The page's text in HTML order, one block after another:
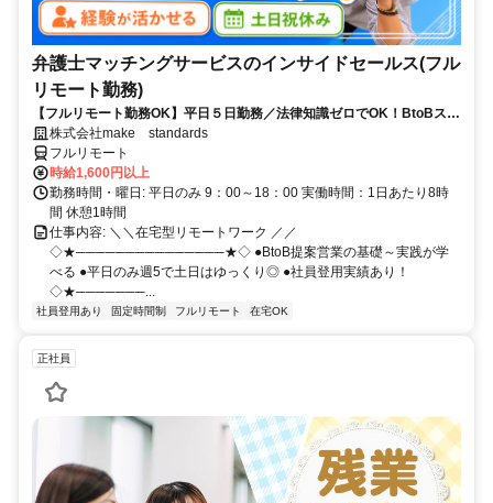
弁護士マッチングサービスのインサイドセールス(フル
リモート勤務)
【フルリモート勤務OK】平日５日勤務／法律知識ゼロでOK！BtoBスキ
ルが身につく営業職
株式会社make standards
フルリモート
時給1,600円以上
勤務時間・曜日: 平日のみ 9：00～18：00 実働時間：1日あたり8時
間 休憩1時間
仕事内容: ＼＼在宅型リモートワーク ／／
◇★───────────────★◇ ●BtoB提案営業の基礎～実践が学
べる ●平日のみ週5で土日はゆっくり◎ ●社員登用実績あり！
◇★───────...
社員登用あり 固定時間制 フルリモート 在宅OK
正社員